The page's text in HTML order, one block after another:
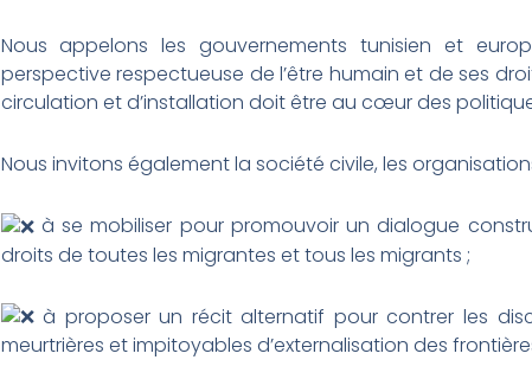
Nous appelons les gouvernements tunisien et
perspective respectueuse de l’être humain et de ses
circulation et d’installation doit être au cœur des
Nous invitons également la société civile, les
à se mobiliser pour promouvoir un dialogue
droits de toutes les migrantes et tous les migrants ;
à proposer un récit alternatif pour contrer les
meurtrières et impitoyables d’externalisation des